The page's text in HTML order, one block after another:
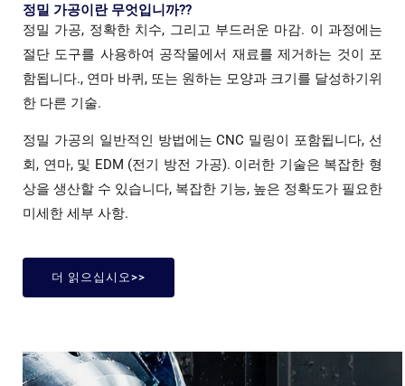
정밀 가공이란 무엇입니까??
정밀 가공, 정확한 치수, 그리고 부드러운 마감. 이 과정에는
절단 도구를 사용하여 공작물에서 재료를 제거하는 것이 포
함됩니다., 연마 바퀴, 또는 원하는 모양과 크기를 달성하기위
한 다른 기술.
정밀 가공의 일반적인 방법에는 CNC 밀링이 포함됩니다, 선
회, 연마, 및 EDM (전기 방전 가공). 이러한 기술은 복잡한 형
상을 생산할 수 있습니다, 복잡한 기능, 높은 정확도가 필요한
미세한 세부 사항.
더 읽으십시오>>